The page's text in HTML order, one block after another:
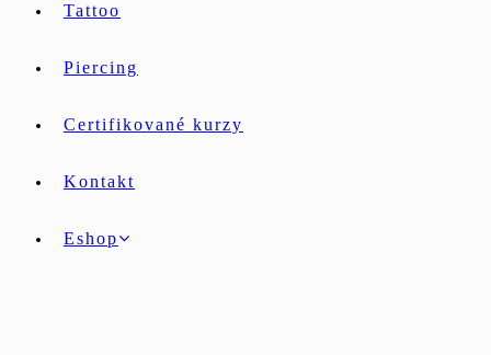
Tattoo
Piercing
Certifikované kurzy
Kontakt
Eshop